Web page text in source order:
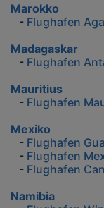
Marokko
- Flughafen
Madagaskar
- Flughafen
Mauritius
- Flughafen
Mexiko
- Flughafen
- Flughafen
- Flughafen
Namibia